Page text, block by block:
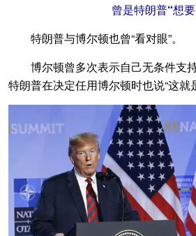
曾是特朗普“想
特朗普与博尔顿也曾“看对眼”。
博尔顿曾多次表示自己无条件支持
特朗普在决定任用博尔顿时也说“这就